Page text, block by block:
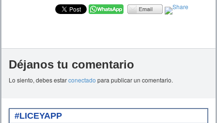
Déjanos tu comentario
Lo siento, debes estarconectado para publicar un comentario.
#LICEYAPP